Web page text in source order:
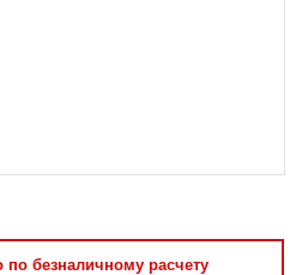
безналичному расчету